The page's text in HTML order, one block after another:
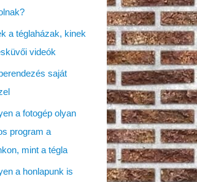
a téglaházak, kinek
videók
saját
a fotogép olyan
program a
mint a tégla
a honlapunk is